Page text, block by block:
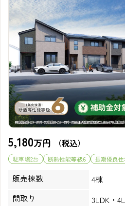
5,180万円 （税込）
駐車場2台 断熱性能等級6 長期優良
販売棟数
4棟
間取り
3LDK・